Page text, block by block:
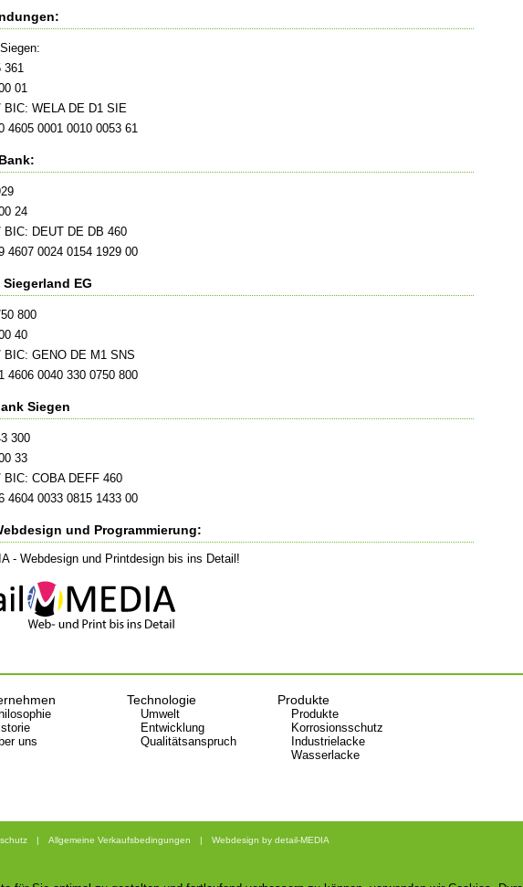
361
01
BIC: WELA DE D1 SIE
4605 0001 0010 0053 61
24
BIC: DEUT DE DB 460
4607 0024 0154 1929 00
EG
800
40
BIC: GENO DE M1 SNS
4606 0040 330 0750 800
Siegen
300
33
BIC: COBA DEFF 460
4604 0033 0815 1433 00
und Programmierung:
- Webdesign und Printdesign bis ins Detail!
uns
Technologie
Umwelt
Entwicklung
Qualitätsanspruch
Produkte
Produkte
Korrosionsschutz
Industrielacke
Wasserlacke
| Allgemeine Verkaufsbedingungen | Webdesign by detail-MEDIA